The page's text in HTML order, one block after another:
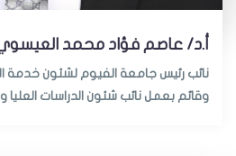
أ.د/ عاصم فؤاد محمد
نائب رئيس جامعة الفيوم لشئون خدمة
وقائم بعمل نائب شئون الدراسات العليا